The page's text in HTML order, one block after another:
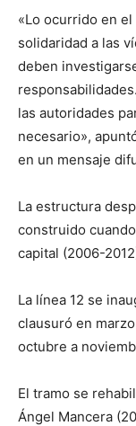
«Lo ocurrido en
solidaridad a las
deben
las autoridades
necesario»,
en un mensaje
La estructura
construido
capital (2006-
La línea 12 se
clausuró en
octubre a
El tramo se
Ángel Mancera